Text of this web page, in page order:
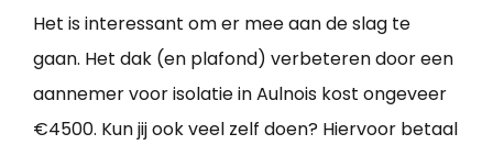
Het is interessant om er mee aan de slag te
gaan. Het dak (en plafond) verbeteren door een
aannemer voor isolatie in Aulnois kost ongeveer
€4500. Kun jij ook veel zelf doen? Hiervoor betaal